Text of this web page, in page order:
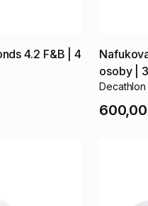
4.2 F&B
4
osoby
3